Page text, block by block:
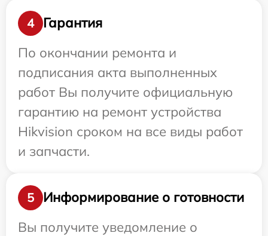
4
Гарантия
По окончании ремонта и
подписания акта выполненных
работ Вы получите официальную
гарантию на ремонт устройства
Hikvision сроком на все виды работ
и запчасти.
5
Информирование о готовности
Вы получите уведомление о